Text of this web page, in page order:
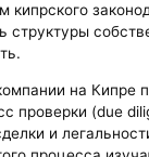
кипрского
структуры
на Кипре
проверки (due
и